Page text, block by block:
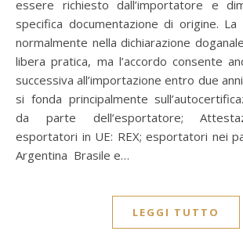
essere richiesto dall’importatore e
specifica documentazione di origine. La
normalmente nella dichiarazione
libera pratica, ma l’accordo consente
successiva all’importazione entro due
si fonda principalmente
da parte dell’esportatore;
esportatori in UE: REX; esportatori nei
Argentina Brasile e…
LEGGI TUTTO